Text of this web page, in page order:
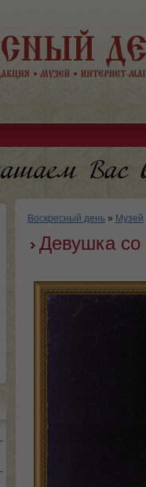
Воскресный день » Музей
Девушка со